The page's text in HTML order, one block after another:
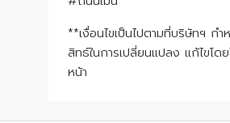
**เงื่อนไขเป็นไปตามที่บริษัทฯ ก
สิทธ์ในการเปลี่ยนแปลง แก้ไขโด
หน้า